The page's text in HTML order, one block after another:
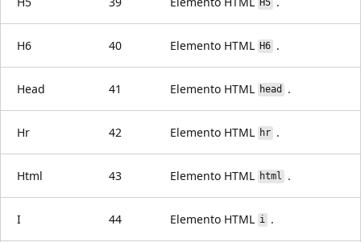
H5
H6 40 Elemento HTML H6.
Head 41 Elemento HTML head .
Hr 42 Elemento HTML hr.
Html 43 Elemento HTML html .
I 44 Elemento HTML i.